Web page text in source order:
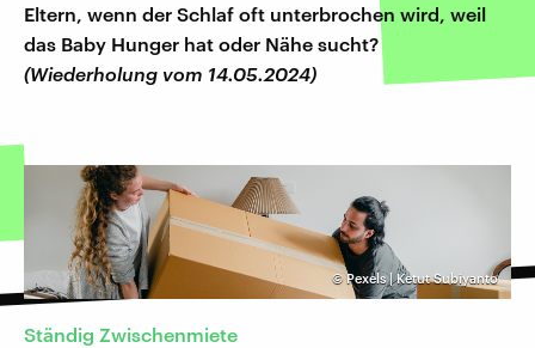
Eltern, wenn der Schlaf oft unterbrochen wird, weil
das Baby Hunger hat oder Nähe sucht?
(Wiederholung vom 14.05.2024)
©Pexels | Ketut Subiyanto
Ständig Zwischenmiete